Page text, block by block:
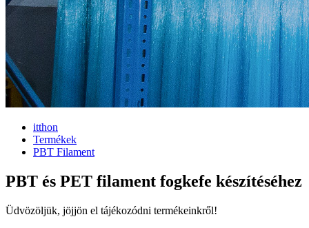
itthon
Termékek
PBT Filament
PBT és PET filament fogkefe készítéséhez
Üdvözöljük, jöjjön el tájékozódni termékeinkről!